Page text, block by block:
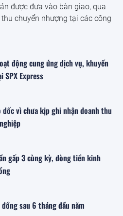
được đưa vào bàn giao, qua
chuyển nhượng tại các công
động cung ứng dịch vụ, khuyến
Express
dốc vì chưa kịp ghi nhận doanh thu
gấp 3 cùng kỳ, dòng tiền kinh
đồng sau 6 tháng đầu năm